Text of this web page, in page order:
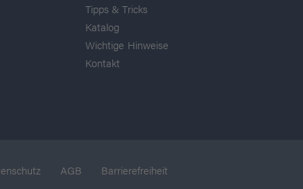
Tipps & Tricks
Katalog
Wichtige Hinweise
Kontakt
AGB Barrierefreiheit